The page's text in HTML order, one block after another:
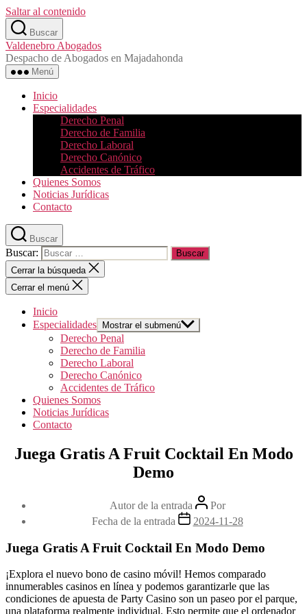
Saltar al contenido
Buscar
Valdenebro Abogados
Despacho de Abogados en Majadahonda
Menú
Inicio
Especialidades
Derecho Penal
Derecho de Familia
Derecho Laboral
Derecho Canónico
Accidentes de Tráfico
Quienes Somos
Noticias Jurídicas
Contacto
Buscar
Buscar:
Cerrar la búsqueda
Cerrar el menú
Inicio
Especialidades
Mostrar el submenú
Derecho Penal
Derecho de Familia
Derecho Laboral
Derecho Canónico
Accidentes de Tráfico
Quienes Somos
Noticias Jurídicas
Contacto
Juega Gratis A Fruit Cocktail En Modo
Demo
Autor de la entrada
Por
Fecha de la entrada
2024-11-28
Juega Gratis A Fruit Cocktail En Modo Demo
¡Explora el nuevo bono de casino móvil! Hemos comparado
innumerables casinos en línea y podemos garantizarle que las
condiciones de apuesta de Party Casino son un paseo por el parque,
una plataforma realmente individual. Esto permite que el ordenador